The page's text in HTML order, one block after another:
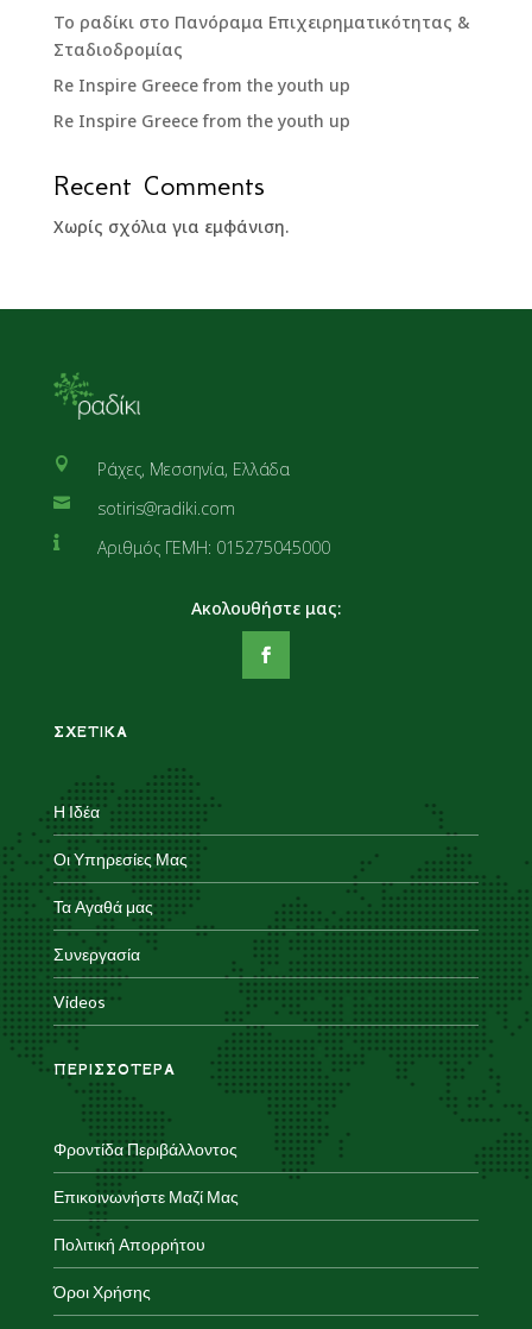
Το ραδίκι στο Πανόραμα Επιχειρηματικότητας &
Σταδιοδρομίας
Re Inspire Greece from the youth up
Re Inspire Greece from the youth up
Recent Comments
Χωρίς σχόλια για εμφάνιση.
 Ράχες, Μεσσηνία, Ελλάδα
 sotiris@radiki.com
 Αριθμός ΓΕΜΗ: 015275045000
ΣΧΕΤΙΚΑ
Η Ιδέα
Οι Υπηρεσίες Μας
Τα Αγαθά μας
Συνεργασία
Videos
ΠΕΡΙΣΣΟΤΕΡΑ
Φροντίδα Περιβάλλοντος
Επικοινωνήστε Μαζί Μας
Πολιτική Απορρήτου
Όροι Χρήσης